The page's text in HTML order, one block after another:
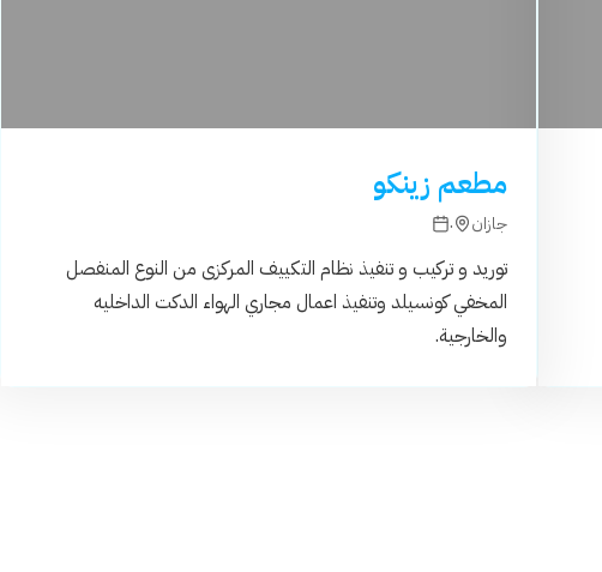
مطعم زينكو
جازان
.
توريد و تركيب و تنفيذ نظام التكييف المركزى من النوع المنفصل
المخفي كونسيلد وتنفيذ اعمال مجاري الهواء الدكت الداخليه
والخارجية.